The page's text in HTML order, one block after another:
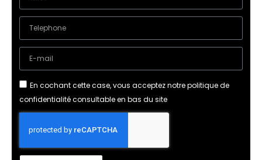
En cochant cette case, vous acceptez notre politique de
confidentialité consultable en bas du site